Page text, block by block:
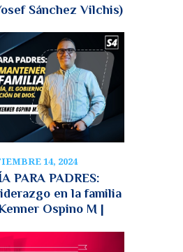
Sánchez Vilchis)
14, 2024
PARA PADRES:
en la familia
Ospino M |